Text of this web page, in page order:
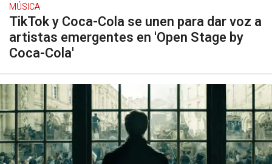
MÚSICA
TikTok y Coca-Cola se unen para dar voz a
artistas emergentes en 'Open Stage by
Coca-Cola'